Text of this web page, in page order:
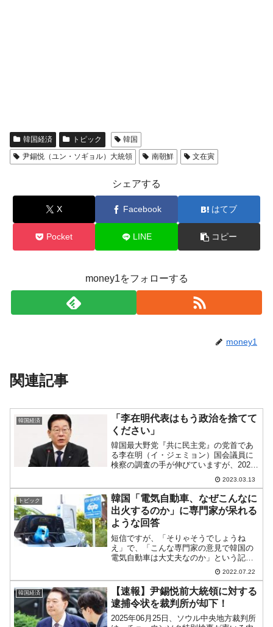
韓国経済 トピック
韓国
尹錫悦（ユン・ソギョル）大統領
南朝鮮 文在寅
シェアする
X Facebook はてブ
Pocket LINE コピー
money1をフォローする
money1
関連記事
韓国経済
「李在明代表はもう政治を捨てて
ください」
韓国最大野党『共に民主党』の党首であ
る李在明（イ・ジェミョン）国会議員に
検察の調査の手が伸びていますが、2023
年03月09日、城南市長時代に秘書室長を
務めたチョン・ヒョンスさんが自宅で死
去しているのが発見されました。李在明
（イ・ジェミョン...
2023.03.13
トピック
韓国「電気自動車、なぜこんなに
出火するのか」に専門家が呆れる
ような回答
短信ですが、「そりゃそうでしょうね
え」で、「こんな専門家の意見で韓国の
電気自動車は大丈夫なのか」という記事
が出ていますのでご紹介します。先にご
紹介したとおり、『現代自動車』の電気
自動車「IONIQ5」（アイオニック5）が
激突してスグに炎上す...
2022.07.22
韓国経済
【速報】尹錫悦前大統領に対する
逮捕令状を裁判所が却下！
2025年06月25日、ソウル中央地方裁判所